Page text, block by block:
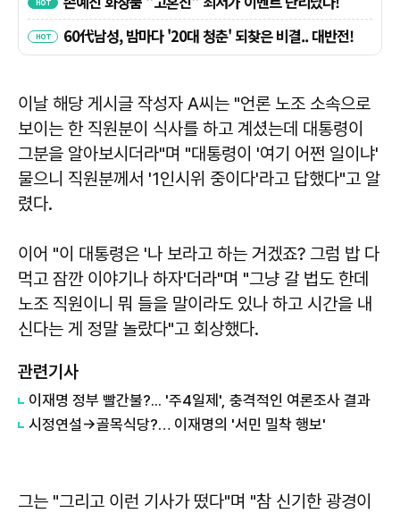
이날 해당 게시글 작성자 A씨는 "언론 노조 소속으로
보이는 한 직원분이 식사를 하고 계셨는데 대통령이
그분을 알아보시더라"며 "대통령이 '여기 어쩐 일이냐'
물으니 직원분께서 '1인시위 중이다'라고 답했다"고 알
렸다.
이어 "이 대통령은 '나 보라고 하는 거겠죠? 그럼 밥 다
먹고 잠깐 이야기나 하자'더라"며 "그냥 갈 법도 한데
노조 직원이니 뭐 들을 말이라도 있나 하고 시간을 내
신다는 게 정말 놀랐다"고 회상했다.
관련기사
이재명 정부 빨간불?... '주4일제', 충격적인 여론조사 결과
시정연설→골목식당?… 이재명의 '서민 밀착 행보'
그는 "그리고 이런 기사가 떴다"며 "참 신기한 광경이